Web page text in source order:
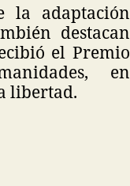
la adaptación
destacan
el Premio
en
libertad.